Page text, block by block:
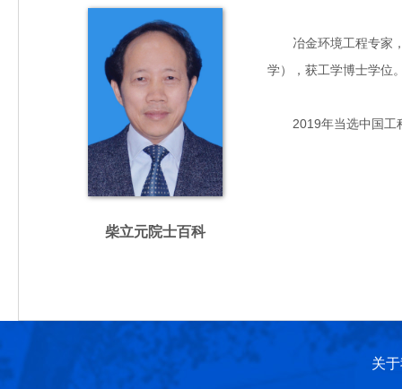
柴立元院士百科
冶金环境工程专家，
学），获工学博士学位
2019年当选中国工
关